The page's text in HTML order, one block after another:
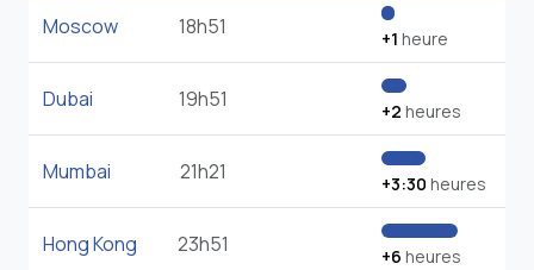
Moscow 18h51 +1 heure
Dubai 19h51 +2 heures
Mumbai 21h21 +3:30 heures
Hong Kong 23h51 +6 heures